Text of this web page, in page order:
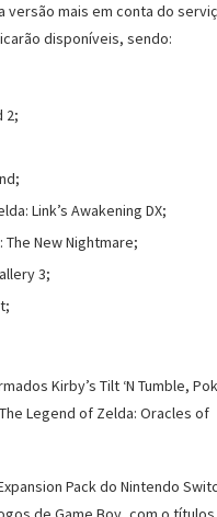
versão mais em conta do
disponíveis, sendo:
2;
Link’s Awakening DX;
The New Nightmare;
3;
Kirby’s Tilt ‘N Tumble,
Legend of Zelda: Oracles of
Pack do Nintendo